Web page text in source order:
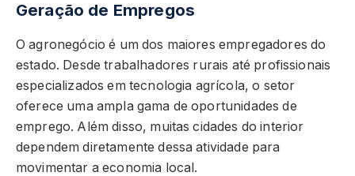
Geração de Empregos
O agronegócio é um dos maiores empregadores do
estado. Desde trabalhadores rurais até profissionais
especializados em tecnologia agrícola, o setor
oferece uma ampla gama de oportunidades de
emprego. Além disso, muitas cidades do interior
dependem diretamente dessa atividade para
movimentar a economia local.